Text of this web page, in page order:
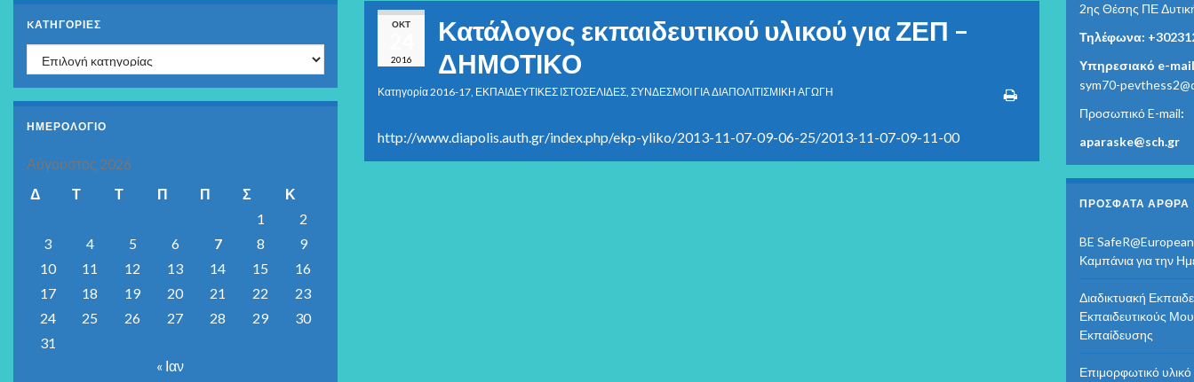
ΟΚΤ
2016
Κατάλογος εκπαιδευτικού υλικού για ΖΕΠ –
ΔΗΜΟΤΙΚΟ
Κατηγορία2016-17, ΕΚΠΑΙΔΕΥΤΙΚΕΣ ΙΣΤΟΣΕΛΙΔΕΣ, ΣΥΝΔΕΣΜΟΙ ΓΙΑ ΔΙΑΠΟΛΙΤΙΣΜΙΚΗ ΑΓΩΓΗ
http://www.diapolis.auth.gr/index.php/ekp-yliko/2013-11-07-09-06-25/2013-11-07-09-11-00
KΑΤΗΓΟΡΊΕΣ
Kατηγορίες
ΗΜΕΡΟΛΟΓΙΟ
Αύγουστος 2026
Δ
Τ Τ Π Π Σ
Κ
1
2
3
4 5 6 7 8
9
10
11 12 13 14 15
16
17
18 19 20 21 22
23
24
25 26 27 28 29
30
31
« Ιαν
2ης Θέσης ΠΕ
Τηλέφωνα:
Υπηρεσιακό e-
sym70-
Προσωπικό E-mail:
aparaske@sch.gr
ΠΡΌΣΦΑΤΑ ΆΡΘΡΑ
BE
Καμπάνια για την
Διαδικτυακή
Εκπαιδευτικούς
Εκπαίδευσης
Επιμορφωτικό